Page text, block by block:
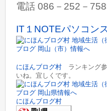
電話 086－252－
IT１NOTEパソコン
にほんブログ村 ランキング
いね。宜しくです。
にほんブログ村